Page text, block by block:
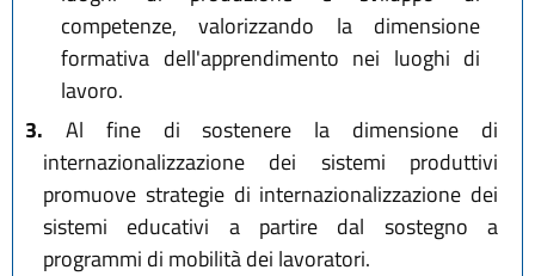
competenze, valorizzando la dimensione
formativa dell'apprendimento nei luoghi di
lavoro.
3. Al fine di sostenere la dimensione di
internazionalizzazione dei sistemi produttivi
promuove strategie di internazionalizzazione dei
sistemi educativi a partire dal sostegno a
programmi di mobilità dei lavoratori.